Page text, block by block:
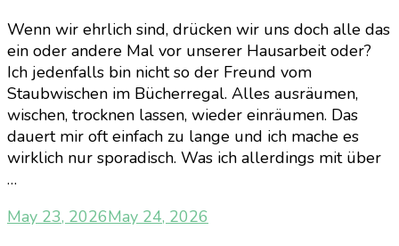
Wenn wir ehrlich sind, drücken wir uns doch alle das
ein oder andere Mal vor unserer Hausarbeit oder?
Ich jedenfalls bin nicht so der Freund vom
Staubwischen im Bücherregal. Alles ausräumen,
wischen, trocknen lassen, wieder einräumen. Das
dauert mir oft einfach zu lange und ich mache es
wirklich nur sporadisch. Was ich allerdings mit über
…
May 23, 2026May 24, 2026